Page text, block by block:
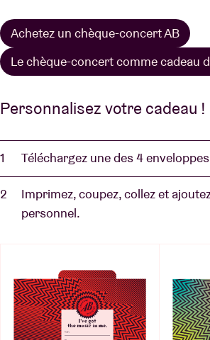
Achetez un chèque-concert AB
Le chèque-concert comme cadeau
Personnalisez votre cadeau !
Téléchargez une des 4
Imprimez, coupez, collez et
personnel.